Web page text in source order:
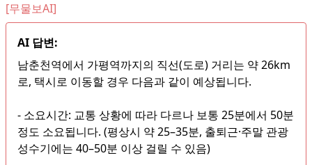
[무물보AI]
AI 답변:
남춘천역에서 가평역까지의 직선(도로) 거리는 약 26km
로, 택시로 이동할 경우 다음과 같이 예상됩니다.
- 소요시간: 교통 상황에 따라 다르나 보통 25분에서 50분
정도 소요됩니다. (평상시 약 25–35분, 출퇴근·주말 관광
성수기에는 40–50분 이상 걸릴 수 있음)